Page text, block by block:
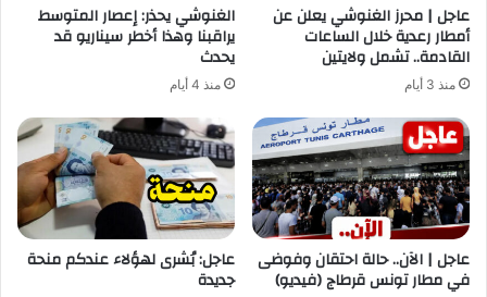
عاجل | محرز الغنوشي يعلن عن
أمطار رعدية خلال الساعات
القادمة.. تشمل ولايتين
منذ 3 أيام
الغنوشي يحذر: إعصار المتوسط
يراقبنا وهذا أخطر سيناريو قد
يحدث
منذ 4 أيام
عاجل | الآن.. حالة احتقان وفوضى
في مطار تونس قرطاج (فيديو)
عاجل: بُشرى لهؤلاء عندكم منحة
جديدة